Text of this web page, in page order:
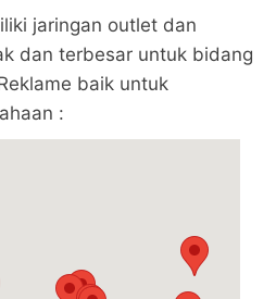
jaringan outlet dan
dan terbesar untuk bidang
baik untuk
: